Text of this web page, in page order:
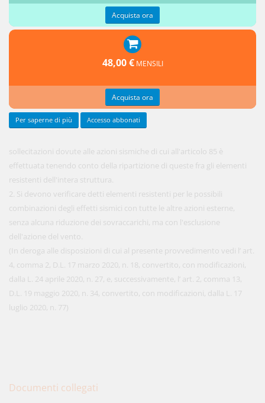
sollecitazioni dovute alle azioni sismiche di cui all'articolo 85 è
effettuata tenendo conto della ripartizione di queste fra gli elementi
resistenti dell'intera struttura.
2. Si devono verificare detti elementi resistenti per le possibili
combinazioni degli effetti sismici con tutte le altre azioni esterne,
senza alcuna riduzione dei sovraccarichi, ma con l'esclusione
dell'azione del vento.
(In deroga alle disposizioni di cui al presente provvedimento vedi l’ art.
4, comma 2, D.L. 17 marzo 2020, n. 18, convertito, con modificazioni,
dalla L. 24 aprile 2020, n. 27, e, successivamente, l’ art. 2, comma 13,
D.L. 19 maggio 2020, n. 34, convertito, con modificazioni, dalla L. 17
luglio 2020, n. 77)
Documenti collegati
Acquista ora
48,00 € MENSILI
Acquista ora
Per saperne di più Accesso abbonati